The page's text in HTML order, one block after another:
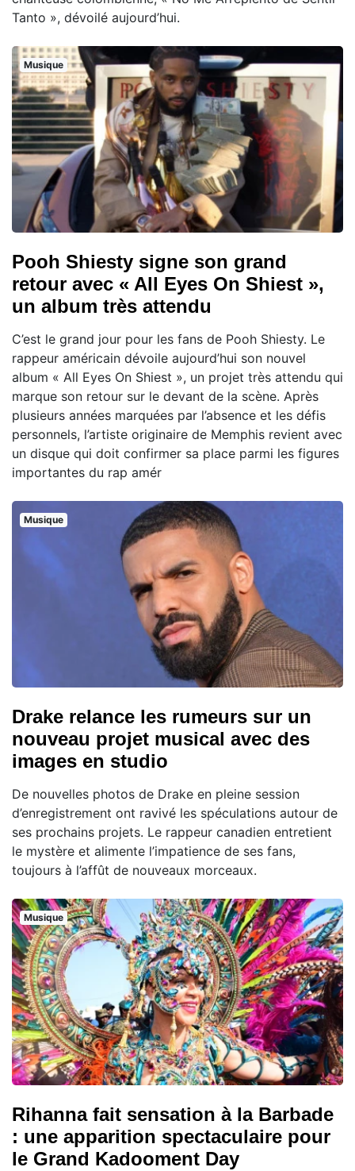
Tanto », dévoilé aujourd’hui.
Musique
Pooh Shiesty signe son grand
retour avec « All Eyes On Shiest »,
un album très attendu
C’est le grand jour pour les fans de Pooh Shiesty. Le
rappeur américain dévoile aujourd’hui son nouvel
album « All Eyes On Shiest », un projet très attendu qui
marque son retour sur le devant de la scène. Après
plusieurs années marquées par l’absence et les défis
personnels, l’artiste originaire de Memphis revient avec
un disque qui doit confirmer sa place parmi les figures
importantes du rap amér
Musique
Drake relance les rumeurs sur un
nouveau projet musical avec des
images en studio
De nouvelles photos de Drake en pleine session
d’enregistrement ont ravivé les spéculations autour de
ses prochains projets. Le rappeur canadien entretient
le mystère et alimente l’impatience de ses fans,
toujours à l’affût de nouveaux morceaux.
Musique
Rihanna fait sensation à la Barbade
: une apparition spectaculaire pour
le Grand Kadooment Day